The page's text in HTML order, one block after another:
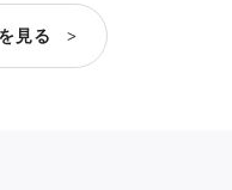
を見る >